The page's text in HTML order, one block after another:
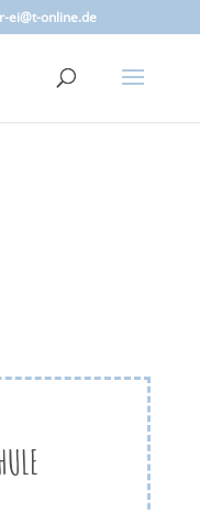
ei@t-online.de